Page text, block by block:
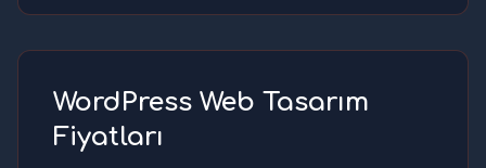
WordPress Web Tasarım
Fiyatları